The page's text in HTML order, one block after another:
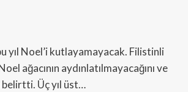
yıl Noel’i kutlayamayacak. Filistinli
ağacının aydınlatılmayacağını ve
belirtti. Üç yıl üst…